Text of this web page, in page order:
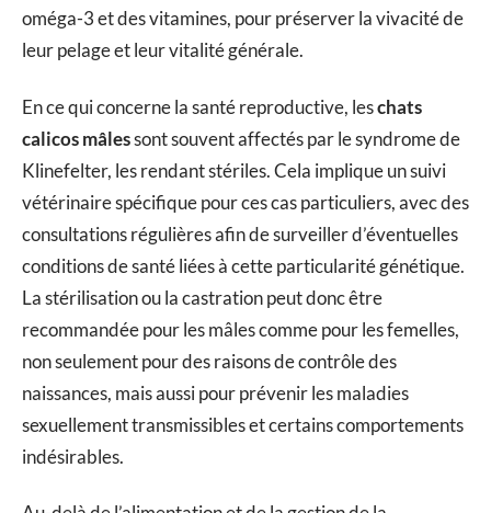
oméga-3 et des vitamines, pour préserver la vivacité de
leur pelage et leur vitalité générale.
En ce qui concerne la santé reproductive, leschats
calicos mâlessont souvent affectés par le syndrome de
Klinefelter, les rendant stériles. Cela implique un suivi
vétérinaire spécifique pour ces cas particuliers, avec des
consultations régulières afin de surveiller d’éventuelles
conditions de santé liées à cette particularité génétique.
La stérilisation ou la castration peut donc être
recommandée pour les mâles comme pour les femelles,
non seulement pour des raisons de contrôle des
naissances, mais aussi pour prévenir les maladies
sexuellement transmissibles et certains comportements
indésirables.